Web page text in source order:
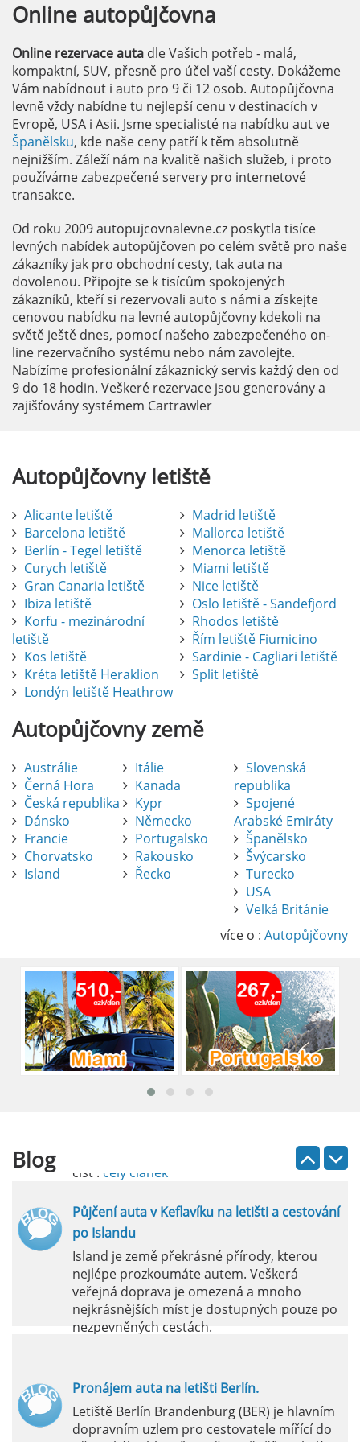
Online autopůjčovna
Online rezervace auta dle Vašich potřeb - malá,
kompaktní, SUV, přesně pro účel vaší cesty. Dokážeme
Vám nabídnout i auto pro 9 či 12 osob. Autopůjčovna
levně vždy nabídne tu nejlepší cenu v destinacích v
Evropě, USA i Asii. Jsme specialisté na nabídku aut ve
Španělsku, kde naše ceny patří k těm absolutně
nejnižším. Záleží nám na kvalitě našich služeb, i proto
používáme zabezpečené servery pro internetové
transakce.
Od roku 2009 autopujcovnalevne.cz poskytla tisíce
levných nabídek autopůjčoven po celém světě pro naše
zákazníky jak pro obchodní cesty, tak auta na
dovolenou. Připojte se k tisícům spokojených
zákazníků, kteří si rezervovali auto s námi a získejte
cenovou nabídku na levné autopůjčovny kdekoli na
světě ještě dnes, pomocí našeho zabezpečeného on-
line rezervačního systému nebo nám zavolejte.
Nabízíme profesionální zákaznický servis každý den od
9 do 18 hodin. Veškeré rezervace jsou generovány a
zajišťovány systémem Cartrawler
Autopůjčovnyletiště
Alicante letiště
Barcelona letiště
Berlín - Tegel letiště
Curych letiště
Gran Canaria letiště
Ibiza letiště
Korfu - mezinárodní
letiště
Kos letiště
Kréta letiště Heraklion
Londýn letiště Heathrow
Madrid letiště
Mallorca letiště
Menorca letiště
Miami letiště
Nice letiště
Oslo letiště - Sandefjord
Rhodos letiště
Řím letiště Fiumicino
Sardinie - Cagliari letiště
Split letiště
Autopůjčovnyzemě
Austrálie
Černá Hora
Česká republika
Dánsko
Francie
Chorvatsko
Island
Itálie
Kanada
Kypr
Německo
Portugalsko
Rakousko
Řecko
Slovenská
republika
Spojené
Arabské Emiráty
Španělsko
Švýcarsko
Turecko
USA
Velká Británie
více o : Autopůjčovny
Blog
Pronájem auta na letišti Alicante
Půjčení auta na letišti v Alicante je výborný
způsob, jak pohodlně objevovat město i jeho
brána do regionu Costa Blanca, se nachází
přibližně 9 km od centra Alicante.
číst :celý článek
Pronájem auta na letišti Lefkada: Kompletní
průvodce
Půjčení auta na letišti Lefkada je skvělý
číst : celý článek
Půjčení auta v Keflavíku na letišti a cestování
po Islandu
Island je země překrásné přírody, kterou
nejlépe prozkoumáte autem. Veškerá
veřejná doprava je omezená a mnoho
nejkrásnějších míst je dostupných pouze po
nezpevněných cestách.
Pronájem auta na letišti Berlín.
Letiště Berlín Brandenburg (BER) je hlavním
dopravním uzlem pro cestovatele mířící do